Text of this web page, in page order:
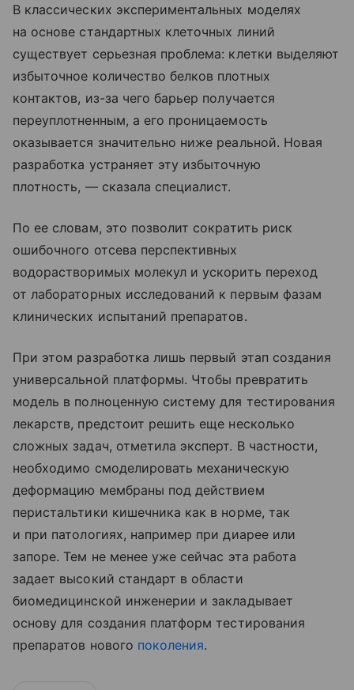
В классических экспериментальных моделях
на основе стандартных клеточных линий
существует серьезная проблема: клетки выделяют
избыточное количество белков плотных
контактов, из-за чего барьер получается
переуплотненным, а его проницаемость
оказывается значительно ниже реальной. Новая
разработка устраняет эту избыточную
плотность, — сказала специалист.
По ее словам, это позволит сократить риск
ошибочного отсева перспективных
водорастворимых молекул и ускорить переход
от лабораторных исследований к первым фазам
клинических испытаний препаратов.
При этом разработка лишь первый этап создания
универсальной платформы. Чтобы превратить
модель в полноценную систему для тестирования
лекарств, предстоит решить еще несколько
сложных задач, отметила эксперт. В частности,
необходимо смоделировать механическую
деформацию мембраны под действием
перистальтики кишечника как в норме, так
и при патологиях, например при диарее или
запоре. Тем не менее уже сейчас эта работа
задает высокий стандарт в области
биомедицинской инженерии и закладывает
основу для создания платформ тестирования
препаратов нового поколения.